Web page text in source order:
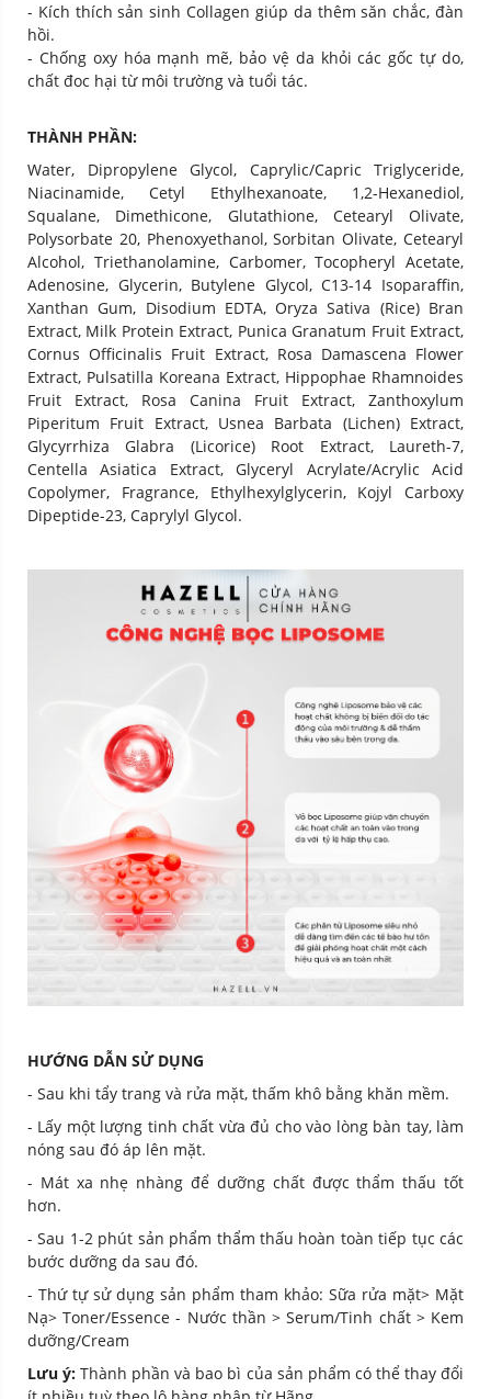
- Kích thích sản sinh Collagen giúp da thêm săn chắc, đàn
hồi.
- Chống oxy hóa mạnh mẽ, bảo vệ da khỏi các gốc tự do,
chất đoc hại từ môi trường và tuổi tác.
THÀNH PHẦN:
Water, Dipropylene Glycol, Caprylic/Capric Triglyceride,
Niacinamide, Cetyl Ethylhexanoate, 1,2-Hexanediol,
Squalane, Dimethicone, Glutathione, Cetearyl Olivate,
Polysorbate 20, Phenoxyethanol, Sorbitan Olivate, Cetearyl
Alcohol, Triethanolamine, Carbomer, Tocopheryl Acetate,
Adenosine, Glycerin, Butylene Glycol, C13-14 Isoparaffin,
Xanthan Gum, Disodium EDTA, Oryza Sativa (Rice) Bran
Extract, Milk Protein Extract, Punica Granatum Fruit Extract,
Cornus Officinalis Fruit Extract, Rosa Damascena Flower
Extract, Pulsatilla Koreana Extract, Hippophae Rhamnoides
Fruit Extract, Rosa Canina Fruit Extract, Zanthoxylum
Piperitum Fruit Extract, Usnea Barbata (Lichen) Extract,
Glycyrrhiza Glabra (Licorice) Root Extract, Laureth-7,
Centella Asiatica Extract, Glyceryl Acrylate/Acrylic Acid
Copolymer, Fragrance, Ethylhexylglycerin, Kojyl Carboxy
Dipeptide-23, Caprylyl Glycol.
HƯỚNG DẪN SỬ DỤNG
- Sau khi tẩy trang và rửa mặt, thấm khô bằng khăn mềm.
- Lấy một lượng tinh chất vừa đủ cho vào lòng bàn tay, làm
nóng sau đó áp lên mặt.
- Mát xa nhẹ nhàng để dưỡng chất được thẩm thấu tốt
hơn.
- Sau 1-2 phút sản phẩm thẩm thấu hoàn toàn tiếp tục các
bước dưỡng da sau đó.
- Thứ tự sử dụng sản phẩm tham khảo: Sữa rửa mặt> Mặt
Nạ> Toner/Essence - Nước thần > Serum/Tinh chất > Kem
dưỡng/Cream
Lưu ý: Thành phần và bao bì của sản phẩm có thể thay đổi